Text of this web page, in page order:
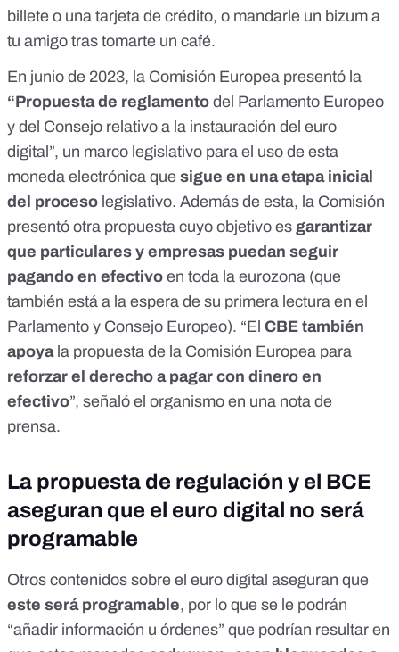
billete o una tarjeta de crédito, o mandarle un bizum a
tu amigo tras tomarte un café.
En junio de 2023, la Comisión Europea presentó la
“Propuesta de reglamento del Parlamento Europeo
y del Consejo relativo a la instauración del euro
digital”, un marco legislativo para el uso de esta
moneda electrónica que sigue en una etapa inicial
del proceso legislativo. Además de esta, la Comisión
presentó otra propuesta cuyo objetivo es garantizar
que particulares y empresas puedan seguir
pagando en efectivo en toda la eurozona (que
también está a la espera de su primera lectura en el
Parlamento y Consejo Europeo). “El CBE también
apoya la propuesta de la Comisión Europea para
reforzar el derecho a pagar con dinero en
efectivo”, señaló el organismo en una nota de
prensa.
La propuesta de regulación y el BCE
aseguran que el euro digital no será
programable
Otros contenidos sobre el euro digital aseguran que
este será programable, por lo que se le podrán
“añadir información u órdenes” que podrían resultar en